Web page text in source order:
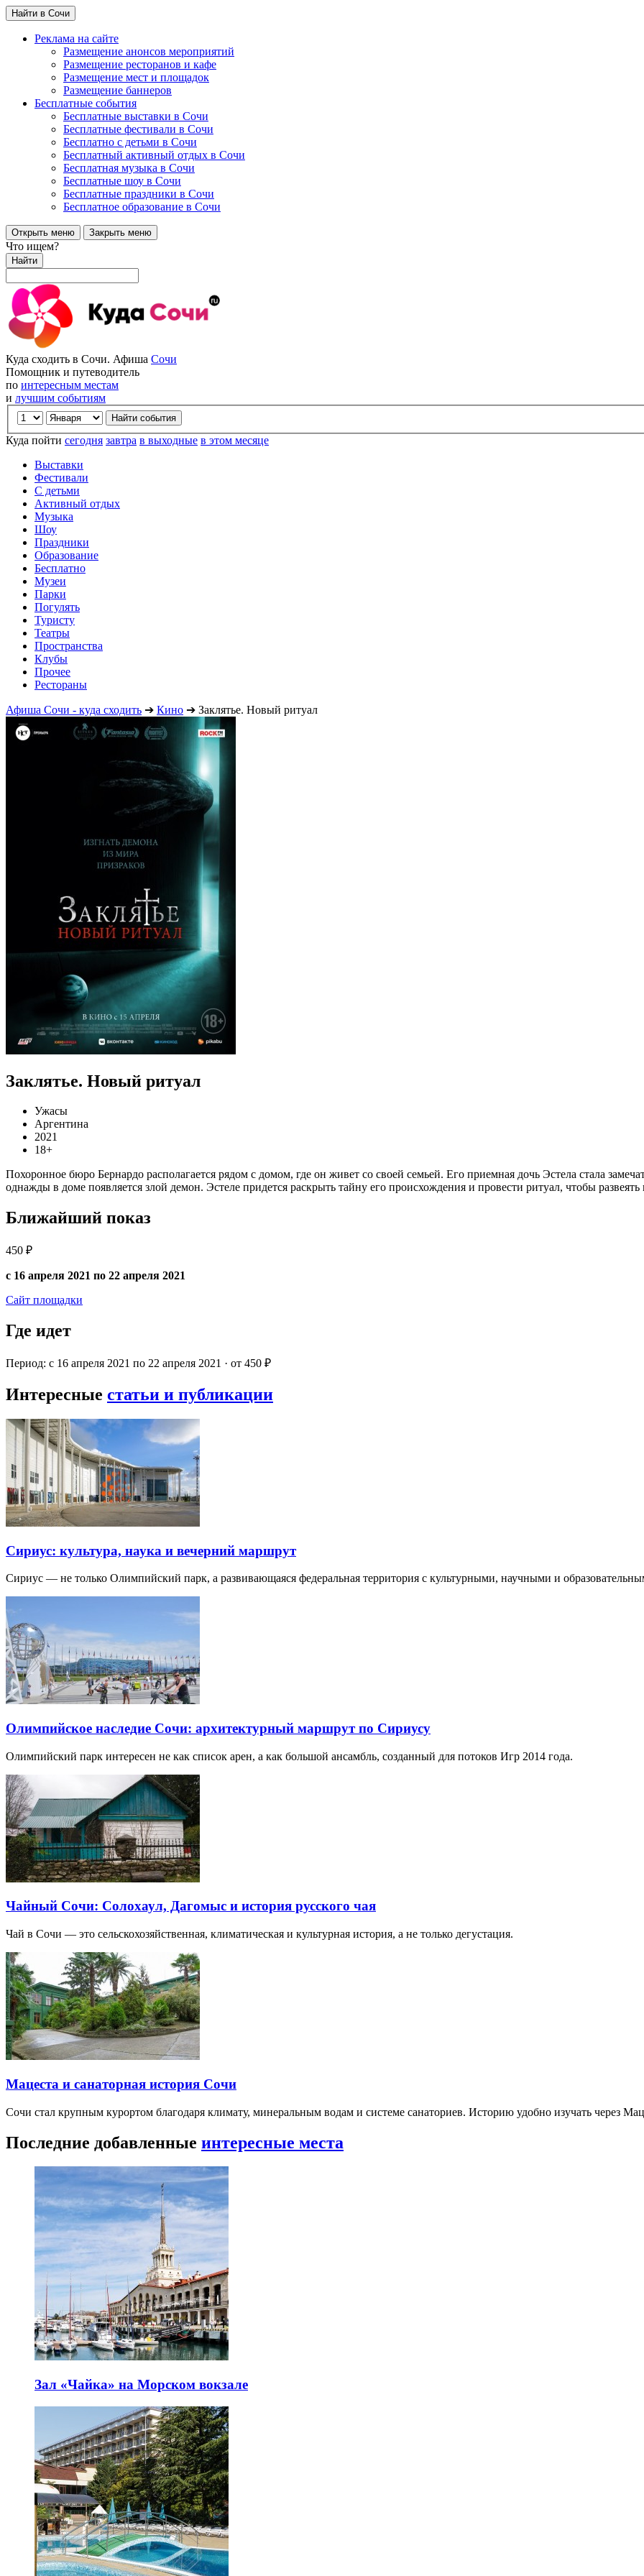
Найти в Сочи
Реклама на сайте
Размещение анонсов мероприятий
Размещение ресторанов и кафе
Размещение мест и площадок
Размещение баннеров
Бесплатные события
Бесплатные выставки в Сочи
Бесплатные фестивали в Сочи
Бесплатно с детьми в Сочи
Бесплатный активный отдых в Сочи
Бесплатная музыка в Сочи
Бесплатные шоу в Сочи
Бесплатные праздники в Сочи
Бесплатное образование в Сочи
Открыть меню Закрыть меню
Что ищем?
Найти
Куда сходить в Сочи. Афиша Сочи
Помощник и путеводитель
по интересным местам
и лучшим событиям
Куда пойти сегодня завтра в выходные в этом месяце
Выставки
Фестивали
С детьми
Активный отдых
Музыка
Шоу
Праздники
Образование
Бесплатно
Музеи
Парки
Погулять
Туристу
Театры
Пространства
Клубы
Прочее
Рестораны
Афиша Сочи - куда сходить ➔ Кино ➔ Заклятье. Новый ритуал
Заклятье. Новый ритуал
Ужасы
Аргентина
2021
18+
Похоронное бюро Бернардо располагается рядом с домом, где он живет со своей семьей. Его приемная дочь Эстела стала
однажды в доме появляется злой демон. Эстеле придется раскрыть тайну его происхождения и провести ритуал, чтобы
Ближайший показ
450 ₽
с 16 апреля 2021 по 22 апреля 2021
Сайт площадки
Где идет
Период: с 16 апреля 2021 по 22 апреля 2021 · от 450 ₽
Интересные статьи и публикации
Сириус: культура, наука и вечерний маршрут
Сириус — не только Олимпийский парк, а развивающаяся федеральная территория с культурными, научными и
Олимпийское наследие Сочи: архитектурный маршрут по Сириусу
Олимпийский парк интересен не как список арен, а как большой ансамбль, созданный для потоков Игр 2014 года.
Чайный Сочи: Солохаул, Дагомыс и история русского чая
Чай в Сочи — это сельскохозяйственная, климатическая и культурная история, а не только дегустация.
Мацеста и санаторная история Сочи
Сочи стал крупным курортом благодаря климату, минеральным водам и системе санаториев. Историю удобно изучать через
Последние добавленные интересные места
Зал «Чайка» на Морском вокзале